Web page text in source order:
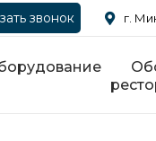
звонок г.